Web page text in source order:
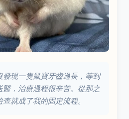
發現一隻鼠寶牙齒過長，等到
醫，治療過程很辛苦。從那之
就成了我的固定流程。